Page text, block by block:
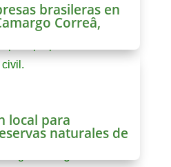
brasileras en
Correâ,
local para
naturales de